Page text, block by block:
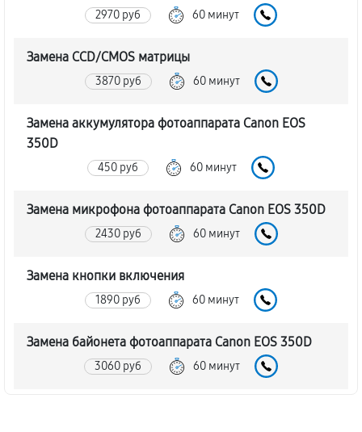
2970 руб 60 минут
Замена CCD/CMOS матрицы
3870 руб 60 минут
Замена аккумулятора фотоаппарата Canon EOS
350D
450 руб 60 минут
Замена микрофона фотоаппарата Canon EOS 350D
2430 руб 60 минут
Замена кнопки включения
1890 руб 60 минут
Замена байонета фотоаппарата Canon EOS 350D
3060 руб 60 минут